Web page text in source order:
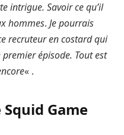
intrigue. Savoir ce qu’il
hommes. Je pourrais
recruteur en costard qui
épisode. Tout est
« .
Game